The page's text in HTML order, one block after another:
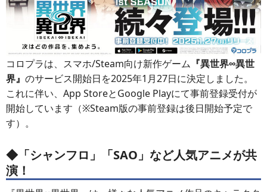
コロプラは、スマホ/Steam向け新作ゲーム 『異世界∞異世
界』 のサービス開始日を2025年1月27日に決定しました。
これに伴い、App StoreとGoogle Playにて事前登録受付が
開始しています（※Steam版の事前登録は後日開始予定で
す）。
◆「シャンフロ」「SAO」など人気アニメが共
演！